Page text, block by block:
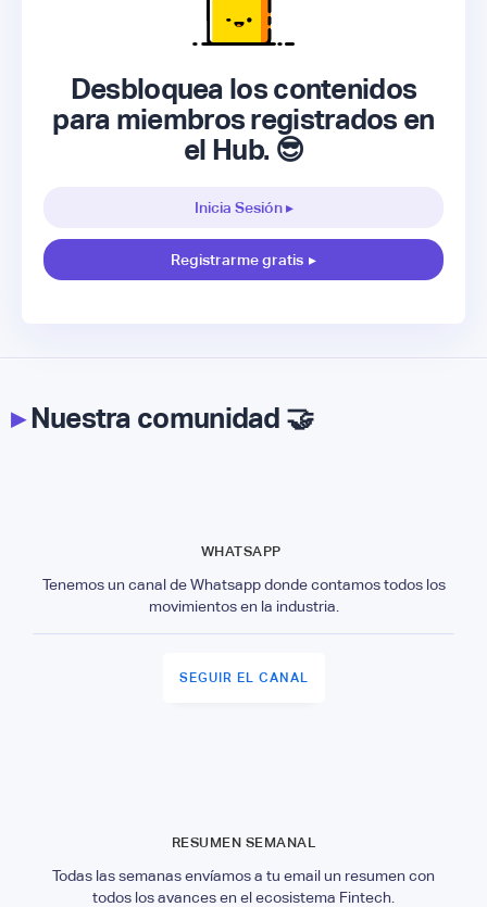
Desbloquea los contenidos
para miembros registrados en
el Hub. 😎
Inicia Sesión ▸
Registrarme gratis ▸
▸Nuestra comunidad 🤝
WHATSAPP
Tenemos un canal de Whatsapp donde contamos todos los
movimientos en la industria.
SEGUIR EL CANAL
RESUMEN SEMANAL
Todas las semanas envíamos a tu email un resumen con
todos los avances en el ecosistema Fintech.